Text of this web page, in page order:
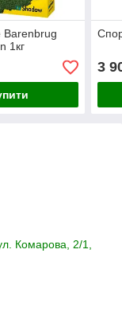
Barenbrug
1кг
3
Комарова, 2/1,